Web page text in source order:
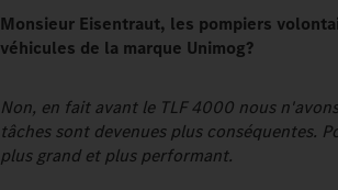
Monsieur Eisentraut, les pompiers
véhicules de la marque Unimog?
Non, en fait avant le TLF 4000 nous
tâches sont devenues plus conséquentes.
plus grand et plus performant.